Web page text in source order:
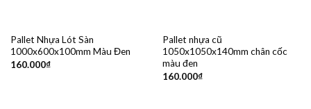
Pallet Nhựa Lót Sàn
1000x600x100mm Màu Đen
160.000₫
Pallet nhựa cũ
1050x1050x140mm chân cốc
màu đen
160.000₫